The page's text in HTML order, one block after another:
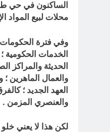
الساكنون في حي
محلات لبيع
وفي فترة
الخدمات الحكومية
الحديثة والمراكز
والعمال الماهرين
العهد الجديد ؛
والعنصري المزمن .
لكن هذا لا يعني